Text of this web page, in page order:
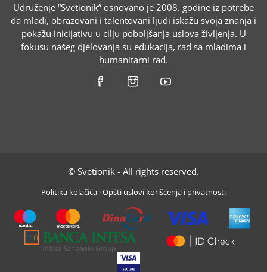
Udruženje “Svetionik” osnovano je 2008. godine iz potrebe
da mladi, obrazovani i talentovani ljudi iskažu svoja znanja i
pokažu inicijativu u cilju poboljšanja uslova življenja. U
fokusu našeg djelovanja su edukacija, rad sa mladima i
humanitarni rad.
© Svetionik - All rights reserved.
Politika kolačića ·Opšti uslovi korišćenja i privatnosti